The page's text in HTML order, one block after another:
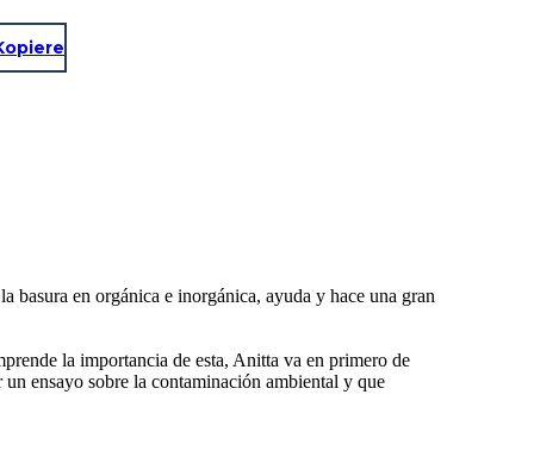
basura en orgánica e inorgánica, ayuda y hace una gran
la importancia de esta, Anitta va en primero de
ensayo sobre la contaminación ambiental y que